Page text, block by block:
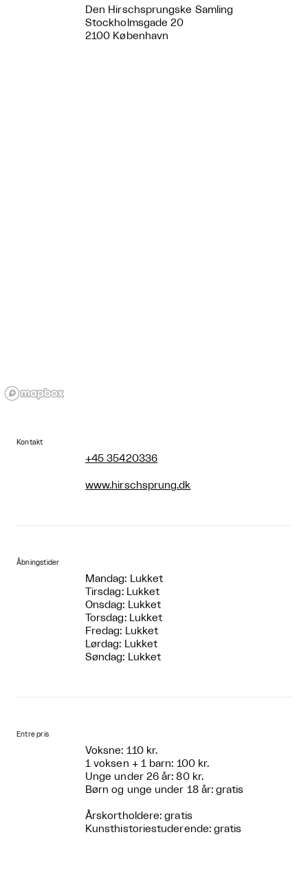
Den Hirschsprungske Samling
Stockholmsgade 20
2100 København
Kontakt
+45 35420336
www.hirschsprung.dk
Åbningstider
Mandag: Lukket
Tirsdag: Lukket
Onsdag: Lukket
Torsdag: Lukket
Fredag: Lukket
Lørdag: Lukket
Søndag: Lukket
Entre pris
Voksne: 110 kr.
1 voksen + 1 barn: 100 kr.
Unge under 26 år: 80 kr.
Børn og unge under 18 år: gratis
Årskortholdere: gratis
Kunsthistoriestuderende: gratis